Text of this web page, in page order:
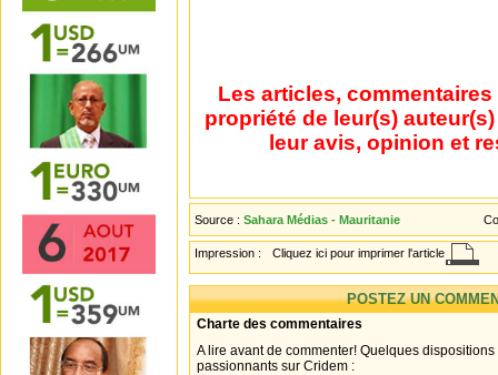
Les articles,
propriété de leur(s)
leur avis, opinion et
Source : Sahara Médias - Mauritanie
Impression : Cliquez ici pour imprimer l'article
POSTEZ UN
Charte des commentaires
A lire avant de commenter! Quelques
passionnants sur Cridem :